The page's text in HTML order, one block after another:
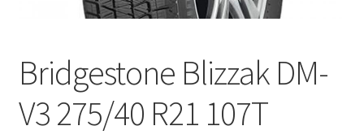
Bridgestone Blizzak DM-
V3 275/40 R21 107T